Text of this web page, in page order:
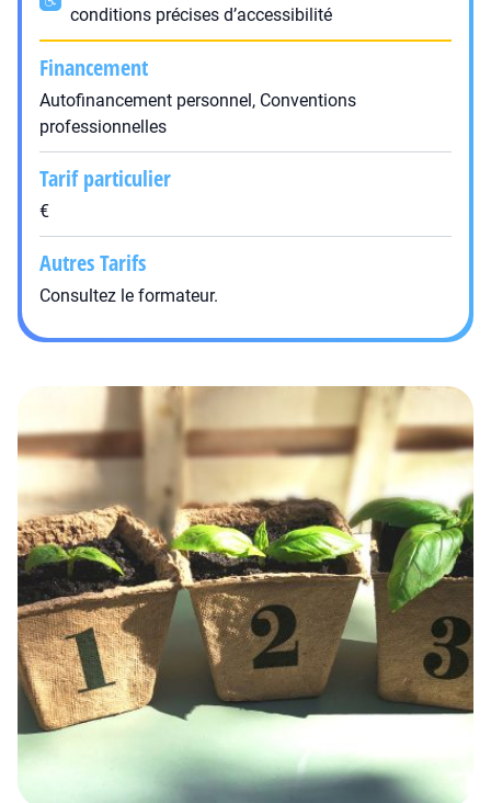
conditions précises d’accessibilité
Financement
Autofinancement personnel, Conventions
professionnelles
Tarif particulier
€
Autres Tarifs
Consultez le formateur.